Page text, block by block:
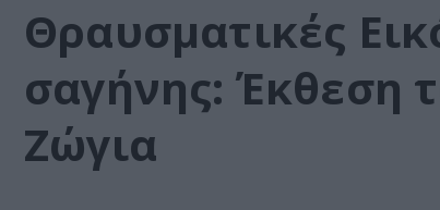
Θραυσματικές
σαγήνης: Έκθεση
Ζώγια